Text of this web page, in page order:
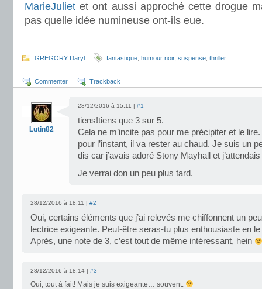
MarieJuliet et ont aussi approché cette drogue
pas quelle idée numineuse ont-ils eue.
GREGORY Daryl fantastique humour noir, suspense thriller
Commenter Trackback
Lutin82
28/12/2016 à 15:11 | #1
tiens!tiens que 3 sur 5.
Cela ne m’incite pas pour me précipiter et le
pour l’instant, il va rester au chaud. Je suis un
dis car j’avais adoré Stony Mayhall et
Je verrai don un peu plus tard.
28/12/2016 à 18:11 | #2
Oui, certains éléments que j’ai relevés me chiffonnent un
lectrice exigeante. Peut-être seras-tu plus enthousiaste en
Après, une note de 3, c’est tout de même intéressant, hein
28/12/2016 à 18:14 | #3
Oui, tout à fait! Mais je suis exigeante… souvent.